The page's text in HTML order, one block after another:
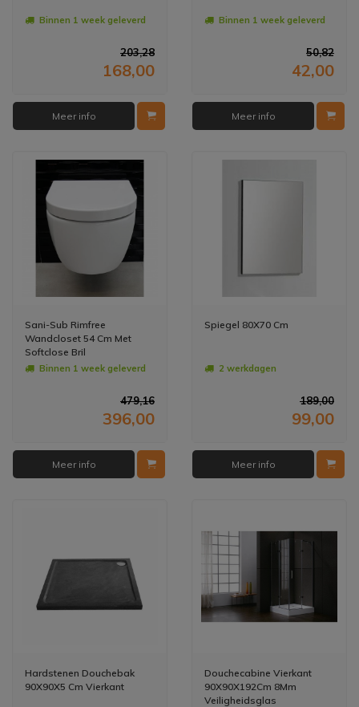
Binnen 1 week geleverd
203,28
168,00
Meer info
Binnen 1 week geleverd
50,82
42,00
Meer info
Sani-Sub Rimfree
Wandcloset 54 Cm Met
Softclose Bril
Binnen 1 week geleverd
479,16
396,00
Meer info
Spiegel 80X70 Cm
2 werkdagen
189,00
99,00
Meer info
Hardstenen Douchebak
90X90X5 Cm Vierkant
Douchecabine Vierkant
90X90X192Cm 8Mm
Veiligheidsglas